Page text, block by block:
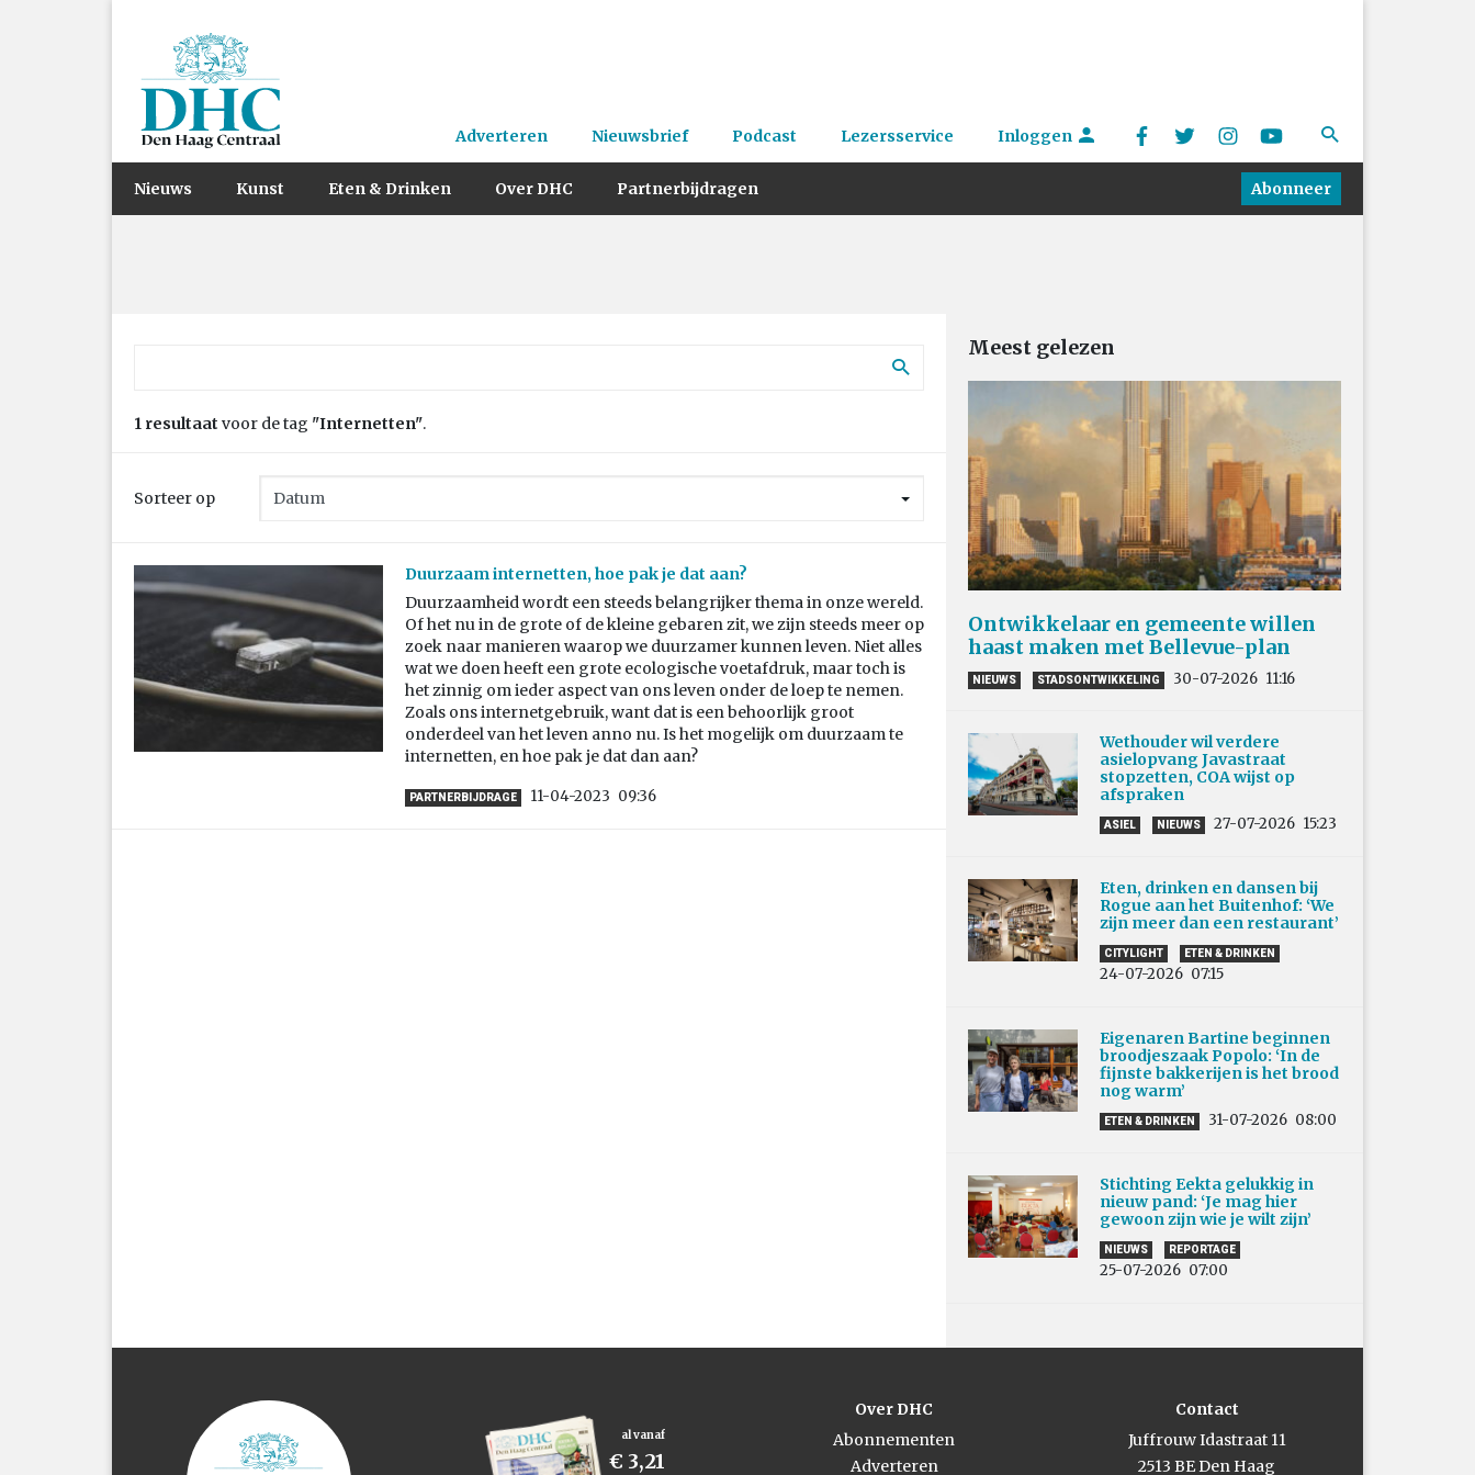
Adverteren Nieuwsbrief Podcast Lezersservice Inloggen
Nieuws Kunst Eten & Drinken Over DHC Partnerbijdragen Abonneer
1 resultaat voor de tag "Internetten".
Sorteer op
Duurzaam internetten, hoe pak je dat aan?
Duurzaamheid wordt een steeds belangrijker thema in onze wereld.
Of het nu in de grote of de kleine gebaren zit, we zijn steeds meer op
zoek naar manieren waarop we duurzamer kunnen leven. Niet alles
wat we doen heeft een grote ecologische voetafdruk, maar toch is
het zinnig om ieder aspect van ons leven onder de loep te nemen.
Zoals ons internetgebruik, want dat is een behoorlijk groot
onderdeel van het leven anno nu. Is het mogelijk om duurzaam te
internetten, en hoe pak je dat dan aan?
PARTNERBIJDRAGE 11-04-2023 09:36
Meest gelezen
Ontwikkelaar en gemeente willen
haast maken met Bellevue-plan
NIEUWS STADSONTWIKKELING 30-07-2026 11:16
Wethouder wil verdere
asielopvang Javastraat
stopzetten, COA wijst op
afspraken
ASIEL NIEUWS 27-07-2026 15:23
Eten, drinken en dansen bij
Rogue aan het Buitenhof: ‘We
zijn meer dan een restaurant’
CITYLIGHT ETEN & DRINKEN
24-07-2026 07:15
Eigenaren Bartine beginnen
broodjeszaak Popolo: ‘In de
fijnste bakkerijen is het brood
nog warm’
ETEN & DRINKEN 31-07-2026 08:00
Stichting Eekta gelukkig in
nieuw pand: ‘Je mag hier
gewoon zijn wie je wilt zijn’
NIEUWS REPORTAGE
25-07-2026 07:00
al vanaf
€ 3,21
Over DHC
Abonnementen
Adverteren
Contact
Juffrouw Idastraat 11
2513 BE Den Haag